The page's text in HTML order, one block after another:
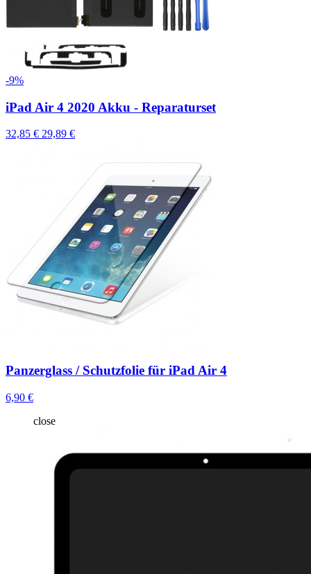
-9%
iPad Air 4 2020 Akku - Reparaturset
32,85 € 29,89 €
Panzerglass / Schutzfolie für iPad Air 4
6,90 €
close